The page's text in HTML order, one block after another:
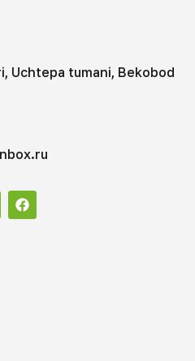
Uchtepa tumani, Bekobod